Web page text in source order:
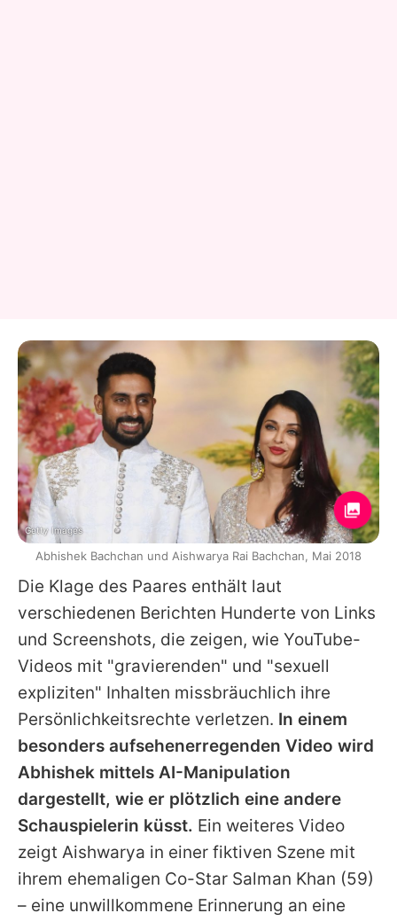
Die Klage des Paares enthält laut
verschiedenen Berichten Hunderte von Links
und Screenshots, die zeigen, wie YouTube-
Videos mit "gravierenden" und "sexuell
expliziten" Inhalten missbräuchlich ihre
Persönlichkeitsrechte verletzen. In einem
besonders aufsehenerregenden Video wird
Abhishek mittels AI-Manipulation
dargestellt, wie er plötzlich eine andere
Schauspielerin küsst. Ein weiteres Video
zeigt Aishwarya in einer fiktiven Szene mit
ihrem ehemaligen Co-Star Salman Khan (59)
– eine unwillkommene Erinnerung an eine
Getty Images
Abhishek Bachchan und Aishwarya Rai Bachchan, Mai 2018